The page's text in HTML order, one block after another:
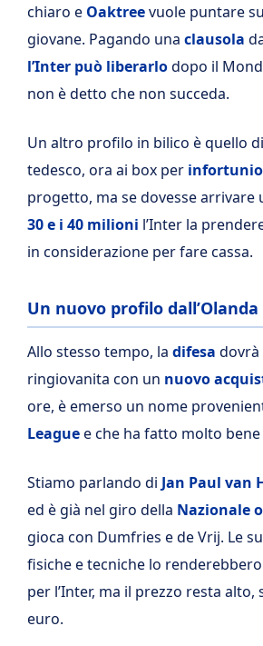
chiaro e Oaktreevuole puntare
giovane. Pagando una clausola
l’Inter può liberarlodopo il
non è detto che non succeda.
Un altro profilo in bilico è quello di
tedesco, ora ai box per infortunio
progetto, ma se dovesse arrivare
30 e i 40 milioni l’Inter la
in considerazione per fare cassa.
Un nuovo profilo dall’Olanda
Allo stesso tempo, la difesa dovrà
ringiovanita con un nuovo
ore, è emerso un nome
Leaguee che ha fatto molto
Stiamo parlando di Jan Paul van
ed è già nel giro della Nazionale
gioca con Dumfries e de Vrij. Le
fisiche e tecniche lo
per l’Inter, ma il prezzo resta alto,
euro.